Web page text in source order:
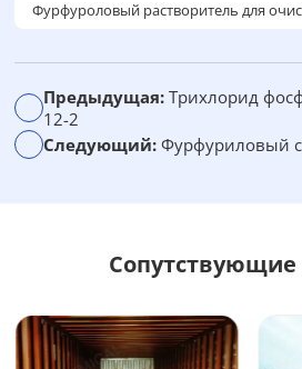
т
а
:
Фурфуроловый растворитель для
Предыдущая:Трихлорид
12-2
Следующий:Фурфуриловый